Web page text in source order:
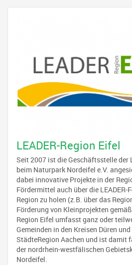
LEADER-Region Eifel
Seit 2007 ist die Geschäftsstelle der
beim Naturpark Nordeifel e.V.
dabei innovative Projekte in der
Fördermittel auch über die
Region zu holen (z.B. über das
Förderung von Kleinprojekten gemäß
Region Eifel umfasst ganz oder
Gemeinden in den Kreisen Düren
StädteRegion Aachen und ist damit
der nordrhein-westfälischen
Nordeifel.